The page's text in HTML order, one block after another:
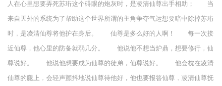
人在心里想要弄死苏珩这个碍眼的炮灰时，是凌清仙尊出手相助； 当
来自天外的系统为了帮助这个世界所谓的主角争夺气运想要暗中除掉苏珩
时，是凌清仙尊将他护在身后。 仙尊是多么好的人啊！ 每一次接
近仙尊，他心里的防备就弱几分。 他说他不想当炉鼎，想要修行，仙
尊说好。 他说他想要成为仙尊的徒弟，仙尊说好。 他会枕在凌清
仙尊的腿上，会轻声颤抖地说仙尊待他好，他也要报答仙尊，凌清仙尊抚